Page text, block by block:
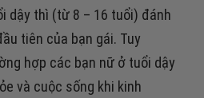
dậy thì (từ 8 – 16 tuổi) đánh
tiên của bạn gái. Tuy
hợp các bạn nữ ở tuổi dậy
và cuộc sống khi kinh